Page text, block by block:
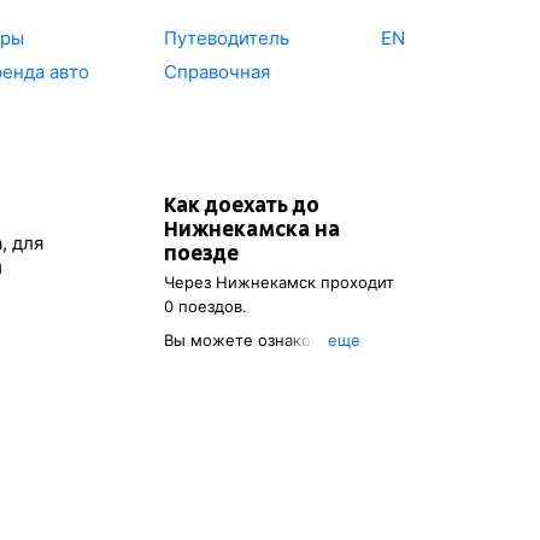
авто
Путеводитель
Справочная
EN
для
Как доехать до
Нижнекамскана
поезде
Через Нижнекамскпроходит
0 поездов.
Вы можете ознакомиться с
eще